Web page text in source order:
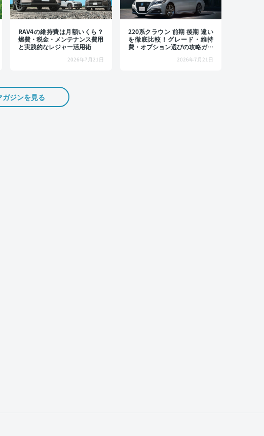
RAV4の維持費は月額いくら？
燃費・税金・メンテナンス費用
と実践的なレジャー活用術
2026年7月21日
220系クラウン 前期 後期 違い
を徹底比較！グレード・維持
費・オプション選びの攻略ガイ
2026年7月21日
ガジンを見る